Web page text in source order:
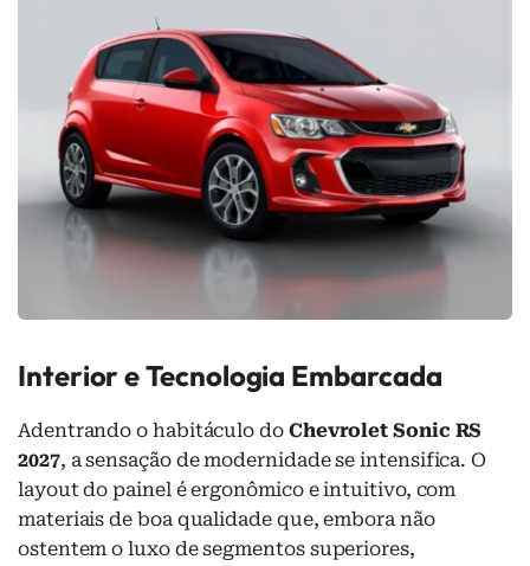
Interior e Tecnologia Embarcada
Adentrando o habitáculo do Chevrolet Sonic RS
2027, a sensação de modernidade se intensifica. O
layout do painel é ergonômico e intuitivo, com
materiais de boa qualidade que, embora não
ostentem o luxo de segmentos superiores,